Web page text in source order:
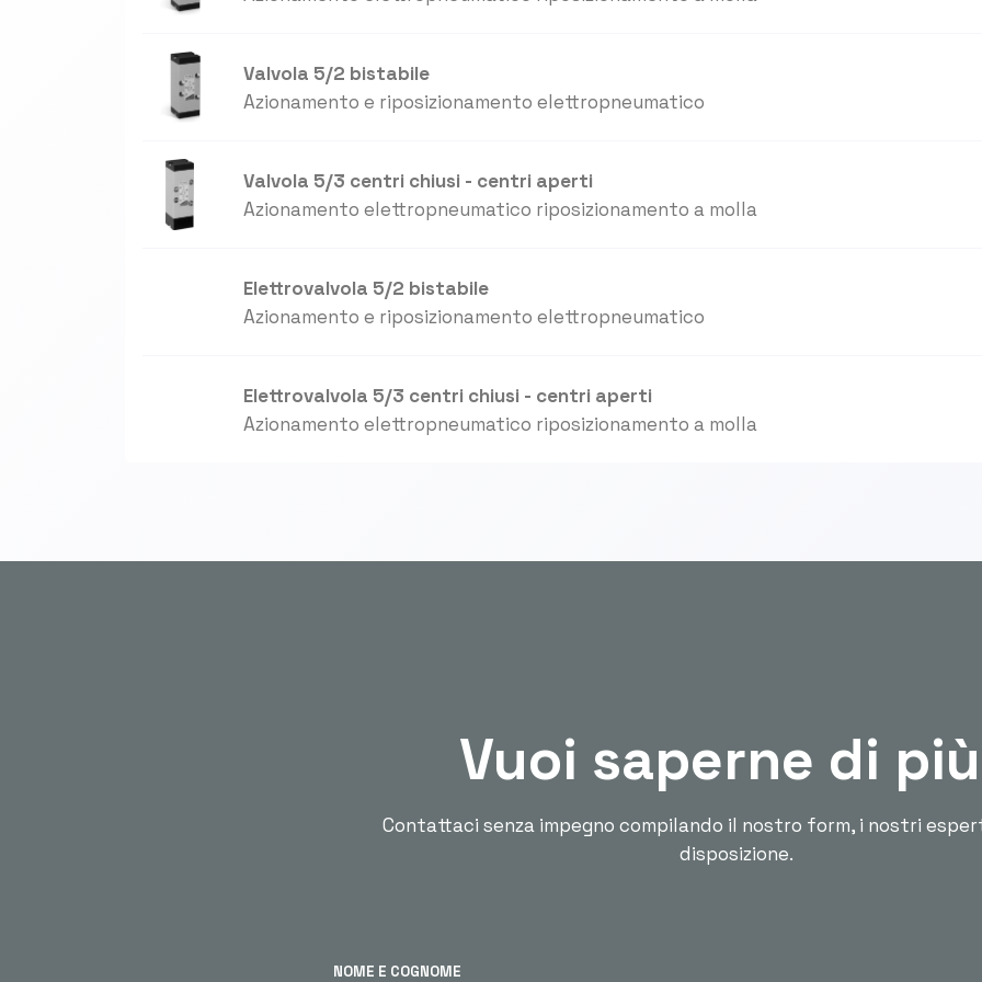
Valvola 5/2 bistabile
Azionamento e riposizionamento elettropneumatico
Valvola 5/3 centri chiusi - centri aperti
Azionamento elettropneumatico riposizionamento a molla
Elettrovalvola 5/2 bistabile
Azionamento e riposizionamento elettropneumatico
Elettrovalvola 5/3 centri chiusi - centri aperti
Azionamento elettropneumatico riposizionamento a molla
Vuoi saperne di
Contattaci senza impegno compilando il nostro form, i nostri
disposizione.
NOME E COGNOME